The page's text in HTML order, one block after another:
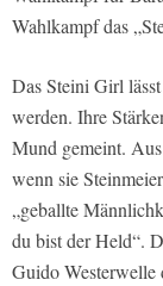
Wahlkampf das
Das Steini Girl
werden. Ihre
Mund gemeint.
wenn sie
„geballte
du bist der Held“.
Guido Westerwelle